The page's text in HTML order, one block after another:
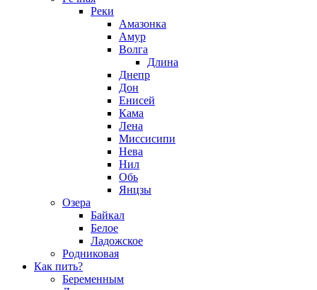
Реки
Амазонка
Амур
Волга
Длина
Днепр
Дон
Енисей
Кама
Лена
Миссисипи
Нева
Нил
Обь
Янцзы
Озера
Байкал
Белое
Ладожское
Родниковая
Как пить?
Беременным